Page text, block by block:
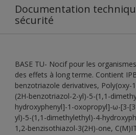
Documentation
sécurité
BASE TU- Nocif pour les
des effets à long terme. Contient
benzotriazole derivatives, Poly(oxy-
(2H-benzotriazol-2-yl)-5-(1,1-
hydroxyphenyl]-1-oxopropyl]-ω-[3-
yl)-5-(1,1-dimethylethyl)-4-
1,2-benzisothiazol-3(2H)-one,